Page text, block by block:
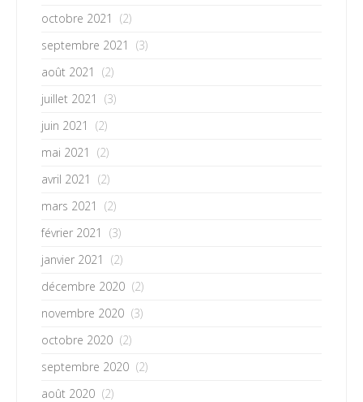
octobre 2021
(2)
septembre 2021
(3)
août 2021
(2)
juillet 2021
(3)
juin 2021
(2)
mai 2021
(2)
avril 2021
(2)
mars 2021
(2)
février 2021
(3)
janvier 2021
(2)
décembre 2020 (2)
novembre 2020 (3)
octobre 2020 (2)
septembre 2020 (2)
août 2020 (2)